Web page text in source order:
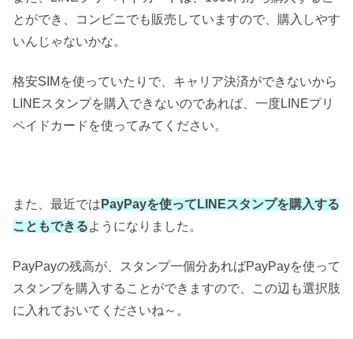
とができ、コンビニでも販売していますので、購入しやす
いんじゃないかな。
格安SIMを使っていたりで、キャリア決済ができないから
LINEスタンプを購入できないのであれば、一度LINEプリ
ペイドカードを使ってみてください。
また、最近では PayPayを使ってLINEスタンプを購入する
こともできるようになりました。
PayPayの残高が、スタンプ一個分あればPayPayを使って
スタンプを購入することができますので、この辺も選択肢
に入れておいてくださいね～。